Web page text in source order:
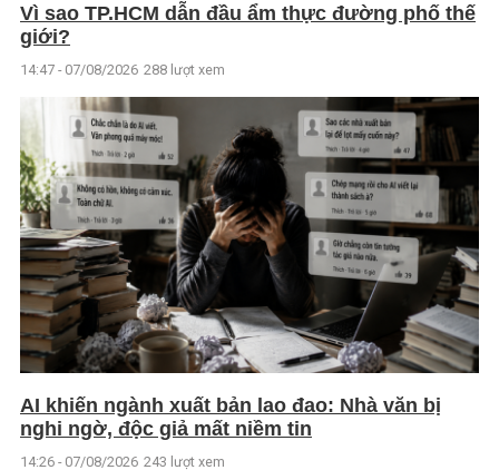
Vì sao TP.HCM dẫn đầu ẩm thực đường phố thế
giới?
14:47 - 07/08/2026 288 lượt xem
AI khiến ngành xuất bản lao đao: Nhà văn bị
nghi ngờ, độc giả mất niềm tin
14:26 - 07/08/2026 243 lượt xem